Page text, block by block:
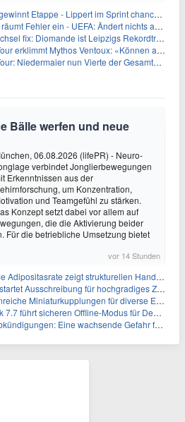
Etappe - Lippert im Sprint chancenlos
Fehler ein - UEFA: Ändert nichts an Boykott
fix: Diomande ist Leipzigs Rekordtransfer
erklimmt Mythos Ventoux: «Können alles schaffen»
Niedermaier nun Vierte der Gesamtwertung
Bälle werfen und neue
06.08.2026 (lifePR) - Neuro-
verbindet Jonglierbewegungen
Erkenntnissen aus der
um Konzentration,
und Teamgefühl zu stärken.
Konzept setzt dabei vor allem auf
die die Aktivierung beider
Für die betriebliche Umsetzung bietet
vor 14 Stunden
zeigt strukturellen Handlungsbedarf bei der Ernährung schulpflichtiger Kinder
für hochgradiges Zinksulfidkonzentrat mit Germanium- und Silbergehalten und stellt ein Betriebsupdate bereit
Miniaturkupplungen für diverse Einsatzbereiche
sicheren Offline-Modus für Desktop- und Mobile-Apps ein
Eine wachsende Gefahr für industrielle Elektroniksysteme